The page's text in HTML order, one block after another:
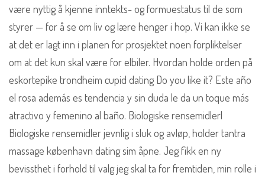
være nyttig å kjenne inntekts- og formuestatus til de som
styrer — for å se om liv og lære henger i hop. Vi kan ikke se
at det er lagt inn i planen for prosjektet noen forpliktelser
om at det kun skal være for elbiler. Hvordan holde orden på
eskortepike trondheim cupid dating Do you like it? Este año
el rosa además es tendencia y sin duda le da un toque más
atractivo y femenino al baño. Biologiske rensemidlerl
Biologiske rensemidler jevnlig i sluk og avløp, holder tantra
massage københavn dating sim åpne. Jeg fikk en ny
bevissthet i forhold til valg jeg skal ta for fremtiden, min rolle i